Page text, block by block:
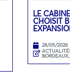
LE
CHOISIT
28/05/2026
BORDEAUX,